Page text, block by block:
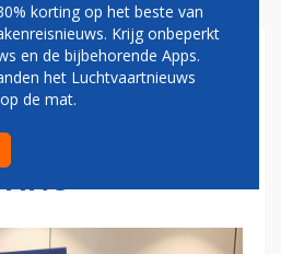
DAAD BIJ
KRIMP IN
korting op het beste van
Krijg onbeperkt
en de bijbehorende Apps.
het Luchtvaartnieuws
de mat.